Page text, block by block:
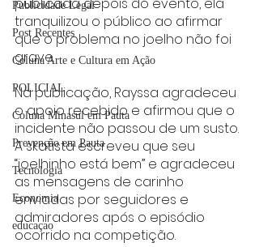
Publicidade Legal
Post Recentes
Coluna Arte e Cultura em Ação
POLICIAL
Coluna Minasul em Pauta
Prevenção em Pauta
Tecnologia
Economia
educaçao
publicada depois do evento, ela
tranquilizou o público ao afirmar
que o problema no joelho não foi
grave.
Na publicação, Rayssa agradeceu
o apoio recebido e afirmou que o
incidente não passou de um susto.
A skatista escreveu que seu
“joelhinho está bem” e agradeceu
as mensagens de carinho
enviadas por seguidores e
admiradores após o episódio
ocorrido na competição.